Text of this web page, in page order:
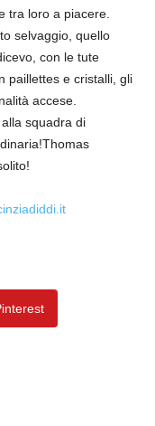
tra loro a piacere.
selvaggio, quello
con le tute
paillettes e cristalli, gli
accese.
squadra di